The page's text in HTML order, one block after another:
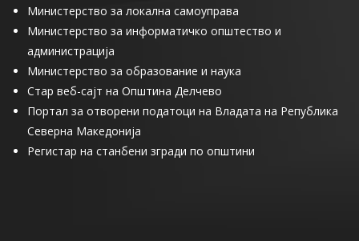
Министерство за локална самоуправа
Министерство за информатичко општество и
администрација
Министерство за образование и наука
Стар веб-сајт на Општина Делчево
Портал за отворени податоци на Владата на Република
Северна Македонија
Регистар на станбени згради по општини